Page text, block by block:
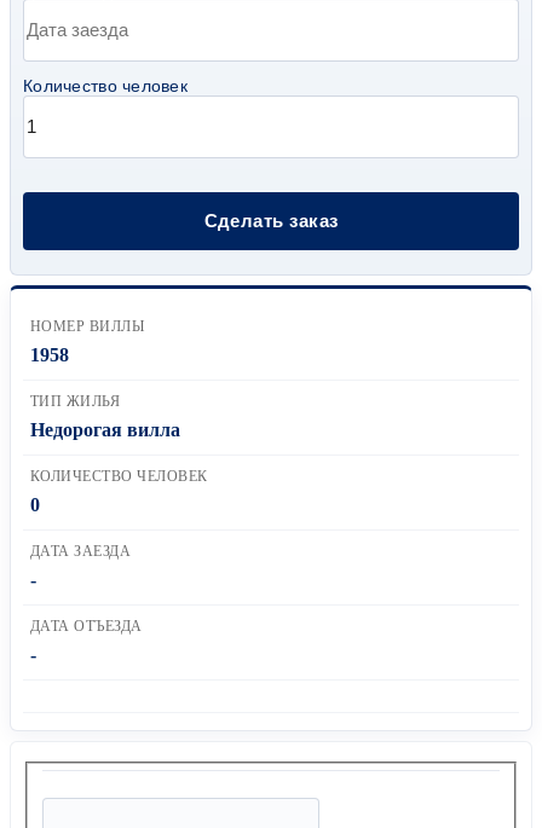
Количество человек
НОМЕР ВИЛЛЫ
1958
ТИП ЖИЛЬЯ
Недорогая вилла
КОЛИЧЕСТВО ЧЕЛОВЕК
0
ДАТА ЗАЕЗДА
-
ДАТА ОТЪЕЗДА
-